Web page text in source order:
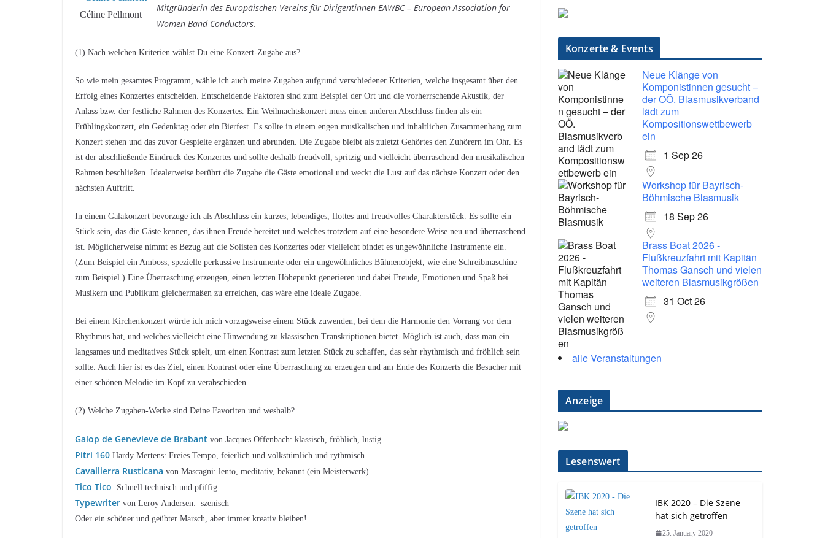
Céline Pellmont
Mitgründerin des Europäischen Vereins für Dirigentinnen EAWBC – European Association for
Women Band Conductors.
(1) Nach welchen Kriterien wählst Du eine Konzert-Zugabe aus?
So wie mein gesamtes Programm, wähle ich auch meine Zugaben aufgrund verschiedener Kriterien, welche insgesamt über den
Erfolg eines Konzertes entscheiden. Entscheidende Faktoren sind zum Beispiel der Ort und die vorherrschende Akustik, der
Anlass bzw. der festliche Rahmen des Konzertes. Ein Weihnachtskonzert muss einen anderen Abschluss finden als ein
Frühlingskonzert, ein Gedenktag oder ein Bierfest. Es sollte in einem engen musikalischen und inhaltlichen Zusammenhang zum
Konzert stehen und das zuvor Gespielte ergänzen und abrunden. Die Zugabe bleibt als zuletzt Gehörtes den Zuhörern im Ohr. Es
ist der abschließende Eindruck des Konzertes und sollte deshalb freudvoll, spritzig und vielleicht überraschend den musikalischen
Rahmen beschließen. Idealerweise berührt die Zugabe die Gäste emotional und weckt die Lust auf das nächste Konzert oder den
nächsten Auftritt.
In einem Galakonzert bevorzuge ich als Abschluss ein kurzes, lebendiges, flottes und freudvolles Charakterstück. Es sollte ein
Stück sein, das die Gäste kennen, das ihnen Freude bereitet und welches trotzdem auf eine besondere Weise neu und überraschend
ist. Möglicherweise nimmt es Bezug auf die Solisten des Konzertes oder vielleicht bindet es ungewöhnliche Instrumente ein.
(Zum Beispiel ein Amboss, spezielle perkussive Instrumente oder ein ungewöhnliches Bühnenobjekt, wie eine Schreibmaschine
zum Beispiel.) Eine Überraschung erzeugen, einen letzten Höhepunkt generieren und dabei Freude, Emotionen und Spaß bei
Musikern und Publikum gleichermaßen zu erreichen, das wäre eine ideale Zugabe.
Bei einem Kirchenkonzert würde ich mich vorzugsweise einem Stück zuwenden, bei dem die Harmonie den Vorrang vor dem
Rhythmus hat, und welches vielleicht eine Hinwendung zu klassischen Transkriptionen bietet. Möglich ist auch, dass man ein
langsames und meditatives Stück spielt, um einen Kontrast zum letzten Stück zu schaffen, das sehr rhythmisch und fröhlich sein
sollte. Auch hier ist es das Ziel, einen Kontrast oder eine Überraschung zu erzeugen und am Ende des Konzerts die Besucher mit
einer schönen Melodie im Kopf zu verabschieden.
(2) Welche Zugaben-Werke sind Deine Favoriten und weshalb?
Galop de Genevieve de Brabant von Jacques Offenbach: klassisch, fröhlich, lustig
Pitri 160 Hardy Mertens: Freies Tempo, feierlich und volkstümlich und rythmisch
Cavallierra Rusticana von Mascagni: lento, meditativ, bekannt (ein Meisterwerk)
Tico Tico: Schnell technisch und pfiffig
Typewriter von Leroy Andersen: szenisch
Oder ein schöner und geübter Marsch, aber immer kreativ bleiben!
Konzerte & Events
Neue Klänge von
Komponistinnen gesucht –
der OÖ. Blasmusikverband
lädt zum
Kompositionswettbewerb
ein
1 Sep 26
Workshop für Bayrisch-
Böhmische Blasmusik
18 Sep 26
Brass Boat 2026 -
Flußkreuzfahrt mit Kapitän
Thomas Gansch und vielen
weiteren Blasmusikgrößen
31 Oct 26
alle Veranstaltungen
Anzeige
Lesenswert
IBK 2020 – Die Szene
hat sich getroffen
25. January 2020